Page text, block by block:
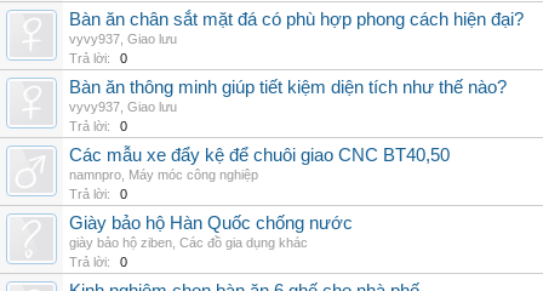
Bàn ăn chân sắt mặt đá có phù hợp phong cách hiện đại?
vyvy937 Giao lưu
Trả lời:
0
Bàn ăn thông minh giúp tiết kiệm diện tích như thế nào?
vyvy937 Giao lưu
Trả lời:
0
Các mẫu xe đẩy kệ để chuôi giao CNC BT40,50
namnpro Máy móc công nghiệp
Trả lời:
0
Giày bảo hộ Hàn Quốc chống nước
giày bảo hộ ziben Các đồ gia dụng khác
Trả lời:
0